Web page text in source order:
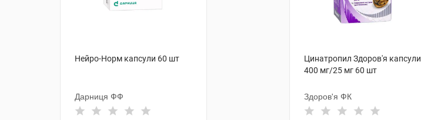
Нейро-Норм капсули 60 шт
Дарниця ФФ
Цинатропил Здоров'я капсули
400 мг/25 мг 60 шт
Здоров'я ФК